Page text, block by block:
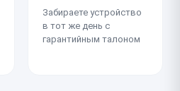
Забираете устройство
в тот же день с
гарантийным талоном